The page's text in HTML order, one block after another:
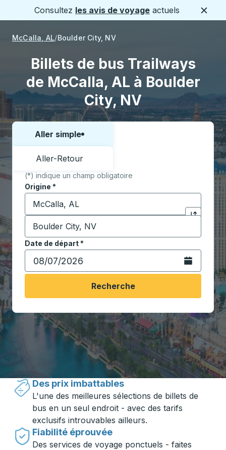
Consultez les avis de voyage actuels
McCalla, AL Boulder City, NV
Billets de bus Trailways
de McCalla, AL à Boulder
City, NV
Choisissez un sens ou un aller-retour:
Aller simple
Aller-Retour
(*) indique un champ obligatoire
Origine *
Commencez à saisir la ville d'origine pour ouvrir
Cliquez
Destination *
Commencez à saisir la ville de destination pour
Date de départ*
Tapez la date au format date Barre oblique du mois à
Ouvrez le
Recherche
Voyager en toute simplicité avec
Des prix imbattables
L'une des meilleures sélections de billets de
bus en un seul endroit - avec des tarifs
exclusifs introuvables ailleurs.
Fiabilité éprouvée
Des services de voyage ponctuels - faites